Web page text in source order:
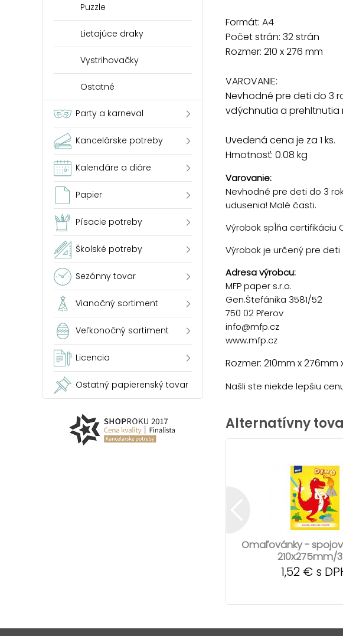
Puzzle
Lietajúce draky
Vystrihovačky
Ostatné
Party a karneval
Kancelárske potreby
Kalendáre a diáre
Papier
Písacie potreby
Školské potreby
Sezónny tovar
Vianočný sortiment
Veľkonočný sortiment
Licencia
Ostatný papierenský tovar
Formát: A4
Počet strán: 32 strán
Rozmer: 210 x 276 mm
VAROVANIE:
Nevhodné pre deti do 3
vdýchnutia a prehltnutia
Uvedená cena je za 1 ks.
Hmotnosť: 0.08 kg
Varovanie:
Nevhodné pre deti do 3
udusenia! Malé časti.
Výrobok spĺňa certifikáciu
Výrobok je určený pre deti
Adresa výrobcu:
MFP paper s.r.o.
Gen.Štefánika 3581/52
750 02 Přerov
info@mfp.cz
www.mfp.cz
Rozmer: 210mm x 276mm
Našli ste niekde lepšiu
Alternatívny
Omaľovánky -
210x275mm/
1,52 € s